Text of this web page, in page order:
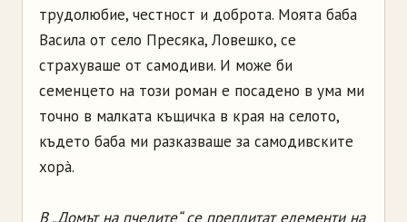
трудолюбие, честност и доброта. Моята баба
Васила от село Пресяка, Ловешко, се
страхуваше от самодиви. И може би
семенцето на този роман е посадено в ума ми
точно в малката къщичка в края на селото,
където баба ми разказваше за самодивските
хорà.
В „Домът на пчелите“ се преплитат елементи на